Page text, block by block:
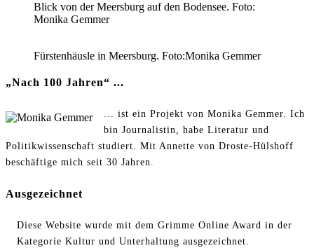
Blick von der Meersburg auf den Bodensee. Foto:
Monika Gemmer
Fürstenhäusle in Meersburg. Foto:Monika Gemmer
„Nach 100 Jahren“ ...
... ist ein Projekt von Monika Gemmer. Ich
bin Journalistin, habe Literatur und
Politikwissenschaft studiert. Mit Annette von Droste-Hülshoff
beschäftige mich seit 30 Jahren.
Ausgezeichnet
Diese Website wurde mit dem Grimme Online Award in der
Kategorie Kultur und Unterhaltung ausgezeichnet.